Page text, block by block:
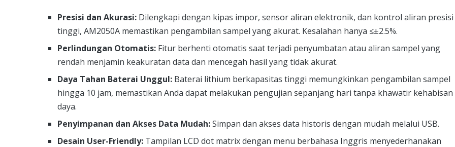
Presisi dan Akurasi: Dilengkapi dengan kipas impor, sensor aliran elektronik, dan kontrol aliran presisi
tinggi, AM2050A memastikan pengambilan sampel yang akurat. Kesalahan hanya ≤±2.5%.
Perlindungan Otomatis: Fitur berhenti otomatis saat terjadi penyumbatan atau aliran sampel yang
rendah menjamin keakuratan data dan mencegah hasil yang tidak akurat.
Daya Tahan Baterai Unggul: Baterai lithium berkapasitas tinggi memungkinkan pengambilan sampel
hingga 10 jam, memastikan Anda dapat melakukan pengujian sepanjang hari tanpa khawatir kehabisan
daya.
Penyimpanan dan Akses Data Mudah:Simpan dan akses data historis dengan mudah melalui USB.
Desain User-Friendly: Tampilan LCD dot matrix dengan menu berbahasa Inggris menyederhanakan